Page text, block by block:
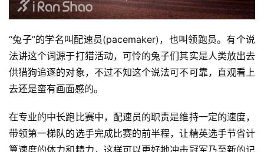
“兔子”的学名叫配速员(pacemaker)，也叫领跑员。有个说
法讲这个词源于打猎活动，可怜的兔子们其实是人类放出去
供猎狗追逐的对象，不过不知这个说法可不可靠，直观看上
去还是蛮有画面感的。
在专业的中长跑比赛中，配速员的职责是维持一定的速度，
带领第一梯队的选手完成比赛的前半程，让精英选手节省计
算速度的体力和精力，这样可以更好地冲击冠军乃至新的记